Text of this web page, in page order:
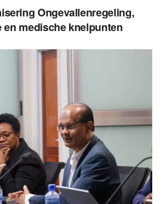
Ongevallenregeling,
medische knelpunten